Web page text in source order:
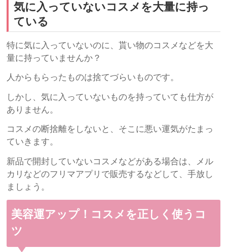
気に入っていないコスメを大量に持っ
ている
特に気に入っていないのに、貰い物のコスメなどを大
量に持っていませんか？
人からもらったものは捨てづらいものです。
しかし、気に入っていないものを持っていても仕方が
ありません。
コスメの断捨離をしないと、そこに悪い運気がたまっ
ていきます。
新品で開封していないコスメなどがある場合は、メル
カリなどのフリマアプリで販売するなどして、手放し
ましょう。
美容運アップ！コスメを正しく使うコ
ツ